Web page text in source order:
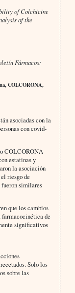
of Colchicine
of the
Fármacos:
COLCORONA,
asociadas con la
con covid-
COLCORONA
estatinas y
la asociación
riesgo de
similares
que los cambios
de
significativos
Solo los
sobre las